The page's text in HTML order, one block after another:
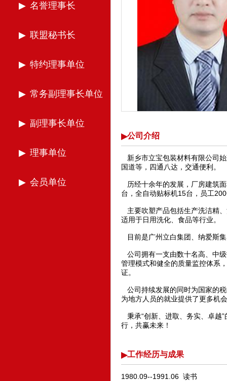
名誉理事长
联盟秘书长
特约理事单位
常务副理事长单位
副理事长单位
理事单位
会员单位
公司介绍
新乡市立宝包装材料有限公司
国道等，四通八达，交通便利。
历经十余年的发展，厂房建筑
台，全自动贴标机15台，员工
主要吹塑产品包括生产洗洁精
适用于日用洗化、食品等行业。
目前是广州立白集团、纳爱斯
公司拥有一支由数十名高、中
管理模式和健全的质量监控体系
证。
公司持续发展的同时为国家的
为地方人员的就业提供了更多机
秉承“创新、进取、务实、卓越
行，共赢未来！
工作经历与成果
1980.09--1991.06 读书